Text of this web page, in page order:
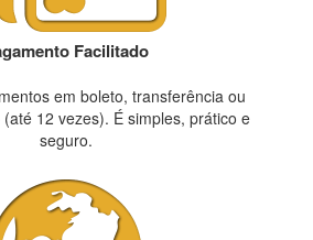
Facilitado
em boleto, transferência ou
12 vezes). É simples, prático e
seguro.